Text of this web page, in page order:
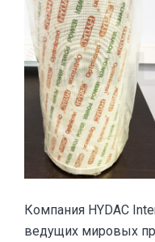
Компания HYDAC
ведущих мировых